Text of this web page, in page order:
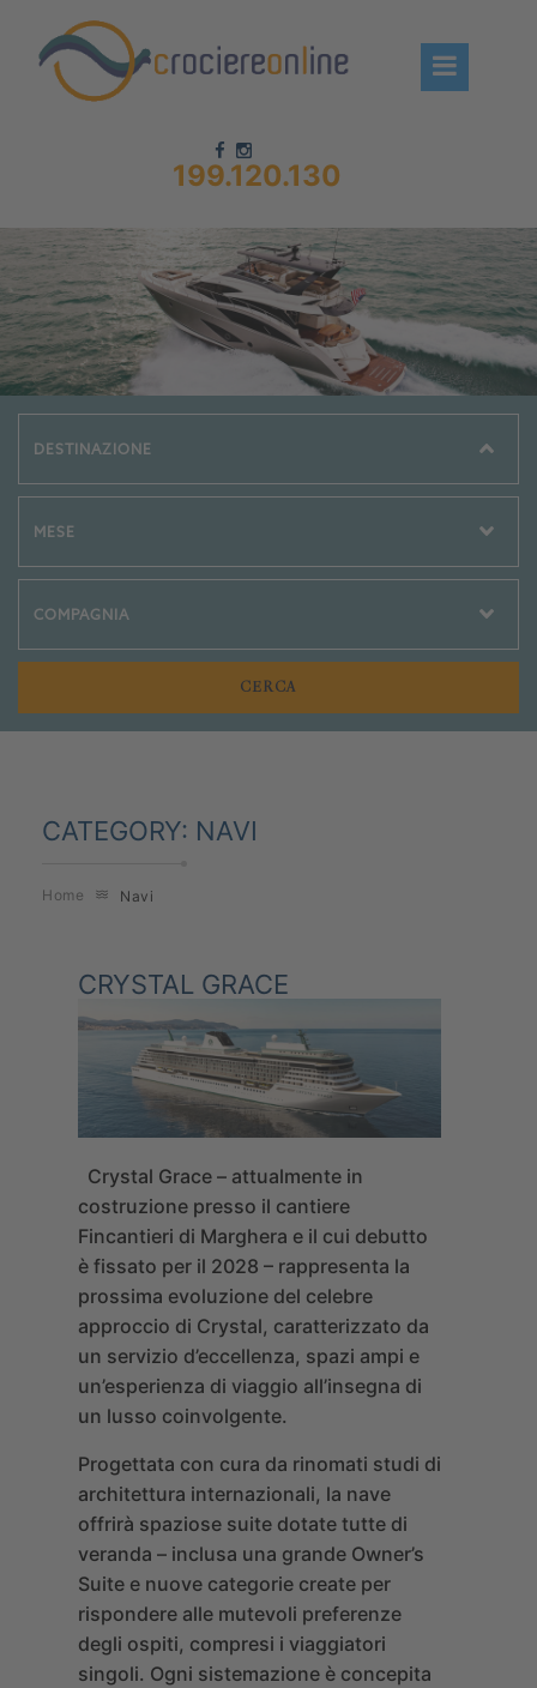
199.120.130
Chi siamo – CrociereOnLine
Destinazioni Crociere
Prenota crociere
News
CATEGORY: NAVI
Home Navi
CRYSTAL GRACE
Crystal Grace – attualmente in
costruzione presso il cantiere
Fincantieri di Marghera e il cui debutto
è fissato per il 2028 – rappresenta la
prossima evoluzione del celebre
approccio di Crystal, caratterizzato da
un servizio d’eccellenza, spazi ampi e
un’esperienza di viaggio all’insegna di
un lusso coinvolgente.
Progettata con cura da rinomati studi di
architettura internazionali, la nave
offrirà spaziose suite dotate tutte di
veranda – inclusa una grande Owner’s
Suite e nuove categorie create per
rispondere alle mutevoli preferenze
degli ospiti, compresi i viaggiatori
singoli. Ogni sistemazione è concepita